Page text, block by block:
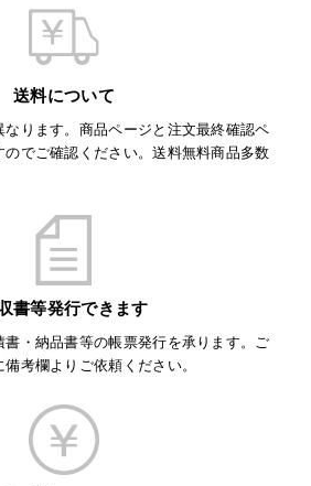
送料について
ります。商品ページと注文最終確認ペ
のでご確認ください。送料無料商品多数
書等発行できます
・納品書等の帳票発行を承ります。ご
考欄よりご依頼ください。